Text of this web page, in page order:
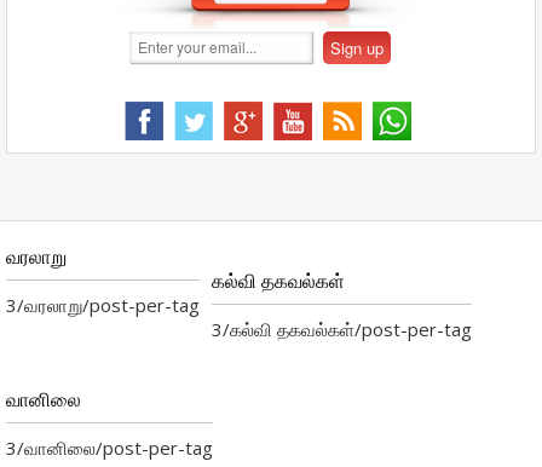
வரலாறு
3/வரலாறு/post-per-tag
கல்வி தகவல்கள்
3/கல்வி தகவல்கள்/post-per-tag
வானிலை
3/வானிலை/post-per-tag